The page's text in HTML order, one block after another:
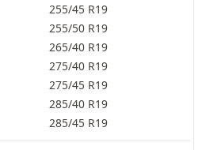
255/45 R19
255/50 R19
265/40 R19
275/40 R19
275/45 R19
285/40 R19
285/45 R19